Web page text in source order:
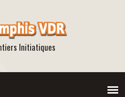
Initiatiques